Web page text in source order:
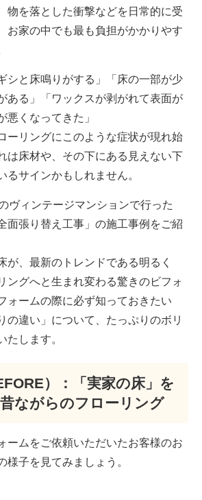
物を落とした衝撃などを日常的に受
お家の中でも最も負担がかかりやす
シと床鳴りがする」「床の一部が少
ある」「ワックスが剥がれて表面が
悪くなってきた」
ーリングにこのような症状が現れ始
は床材や、その下にある見えない下
るサインかもしれません。
ヴィンテージマンションで行った
面張り替え工事」の施工事例をご紹
が、最新のトレンドである明るく
ングへと生まれ変わる驚きのビフォ
ォームの際に必ず知っておきたい
の違い」について、たっぷりのボリ
たします。
）：「実家の床」を
ながらのフローリング
ームをご依頼いただいたお客様のお
様子を見てみましょう。